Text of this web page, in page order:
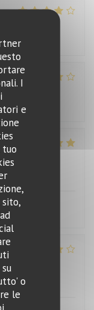
I
e
sito,
o
le
/ Prezzo
/ Prezzo
/ Prezzo
/ Prezzo